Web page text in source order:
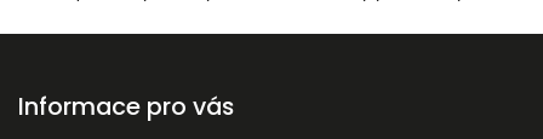
Informace pro vás